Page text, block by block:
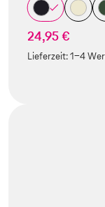
24,95 €
Lieferzeit:1-4